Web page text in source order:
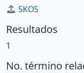
SKOS
Resultados
1
No. término